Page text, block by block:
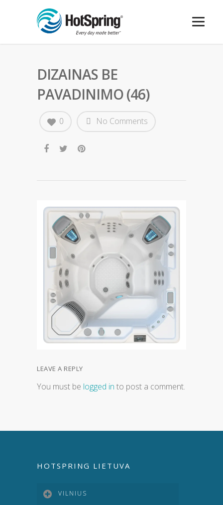
DIZAINAS BE
PAVADINIMO (46)
No Comments
0
LEAVE A REPLY
You must be logged in to post a comment.
HOTSPRING LIETUVA
VILNIUS